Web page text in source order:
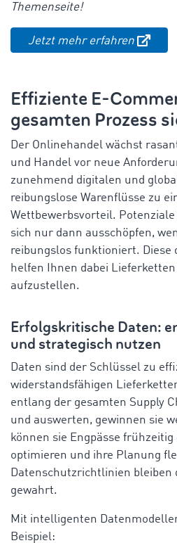
Themenseite!
Jetzt mehr erfahren
Effiziente E-
gesamten Prozess
Der Onlinehandel wächst
und Handel vor neue
zunehmend digitalen und
reibungslose Warenflüsse zu
Wettbewerbsvorteil.
sich nur dann ausschöpfen,
reibungslos funktioniert. Diese
helfen Ihnen dabei
aufzustellen.
Erfolgskritische Daten:
und strategisch nutzen
Daten sind der Schlüssel zu
widerstandsfähigen
entlang der gesamten Supply
und auswerten, gewinnen sie
können sie Engpässe
optimieren und ihre Planung
Datenschutzrichtlinien bleiben
gewahrt.
Mit intelligenten
Beispiel: